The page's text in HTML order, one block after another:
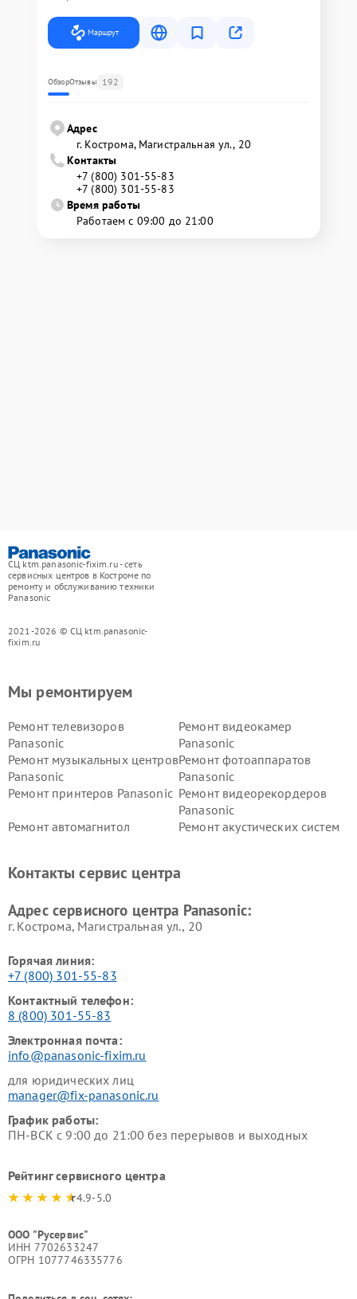
Маршрут
ОбзорОтзывы 192
Адрес
г. Кострома, Магистральная ул., 20
Контакты
+7 (800) 301-55-83
+7 (800) 301-55-83
Время работы
Работаем с 09:00 до 21:00
СЦ ktm.panasonic-fixim.ru - сеть
сервисных центров в Костроме по
ремонту и обслуживанию техники
Panasonic
2021-2026 © СЦ ktm.panasonic-
fixim.ru
Мы ремонтируем
Ремонт телевизоров
Panasonic
Ремонт видеокамер
Panasonic
Ремонт музыкальных центров
Panasonic
Ремонт фотоаппаратов
Panasonic
Ремонт принтеров Panasonic Ремонт видеорекордеров
Panasonic
Ремонт автомагнитол
Ремонт акустических систем
панелей Panasonic
Контакты сервис центра
Адрес сервисного центра Panasonic:
г. Кострома, Магистральная ул., 20
Горячая линия:
+7 (800) 301-55-83
Контактный телефон:
8 (800) 301-55-83
Электронная почта:
info@panasonic-fixim.ru
для юридических лиц
manager@fix-panasonic.ru
График работы:
ПН-ВСК с 9:00 до 21:00 без перерывов и выходных
Рейтинг сервисного центра
4.9-5.0
ООО "Русервис"
ИНН 7702633247
ОГРН 1077746335776